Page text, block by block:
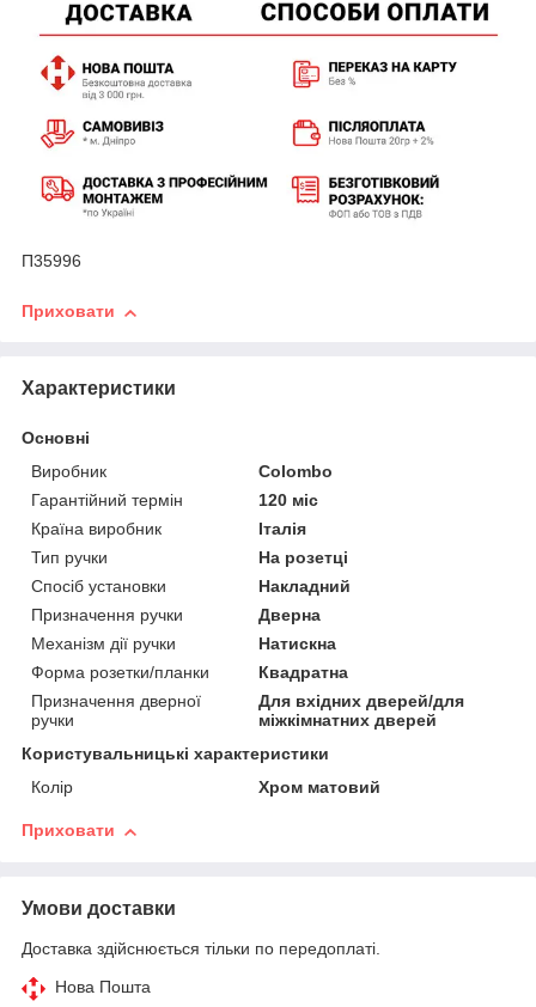
П35996
Приховати
Характеристики
Основні
Виробник
Colombo
Гарантійний термін
120 міс
Країна виробник
Італія
Тип ручки
На розетці
Спосіб установки
Накладний
Призначення ручки
Дверна
Механізм дії ручки
Натискна
Форма розетки/планки
Квадратна
Призначення дверної
ручки
Для вхідних дверей/для
міжкімнатних дверей
Користувальницькі характеристики
Колір
Хром матовий
Приховати
Умови доставки
Доставка здійснюється тільки по передоплаті.
Нова Пошта